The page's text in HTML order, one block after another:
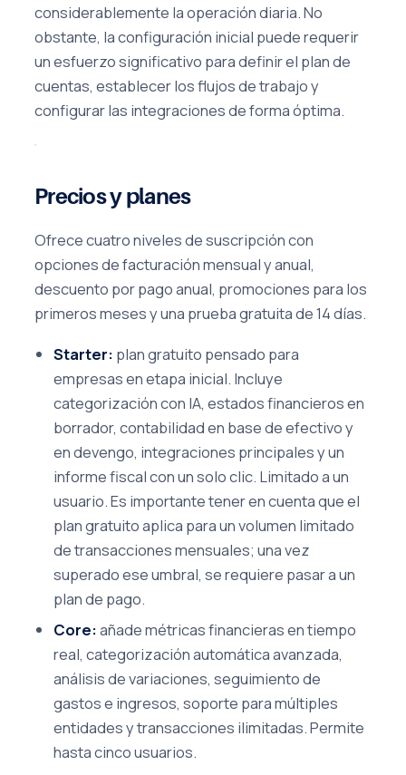
considerablemente la operación diaria. No
obstante, la configuración inicial puede requerir
un esfuerzo significativo para definir el plan de
cuentas, establecer los flujos de trabajo y
configurar las integraciones de forma óptima.
Precios y planes
Ofrece cuatro niveles de suscripción con
opciones de facturación mensual y anual,
descuento por pago anual, promociones para los
primeros meses y una prueba gratuita de 14 días.
Starter: plan gratuito pensado para
empresas en etapa inicial. Incluye
categorización con IA, estados financieros en
borrador, contabilidad en base de efectivo y
en devengo, integraciones principales y un
informe fiscal con un solo clic. Limitado a un
usuario. Es importante tener en cuenta que el
plan gratuito aplica para un volumen limitado
de transacciones mensuales; una vez
superado ese umbral, se requiere pasar a un
plan de pago.
Core:añade métricas financieras en tiempo
real, categorización automática avanzada,
análisis de variaciones, seguimiento de
gastos e ingresos, soporte para múltiples
entidades y transacciones ilimitadas. Permite
hasta cinco usuarios.